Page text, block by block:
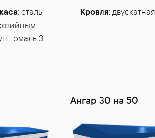
: сталь
эмаль 3-
Кровля: двускатная
Ангар 30 на 50